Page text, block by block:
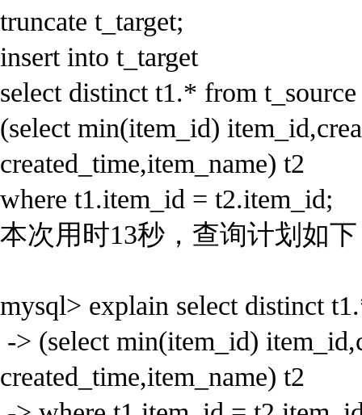
truncate t_target;
insert into t_target
select distinct t1.* from
(select min(item_id)
created_time,item_name) t2
where t1.item_id = t2.item_id;
本次用时13秒，查询计划如
mysql> explain select distinct
-> (select min(item_id)
created_time,item_name) t2